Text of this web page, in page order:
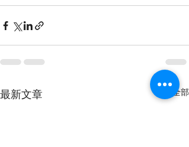
最新文章 查看全部